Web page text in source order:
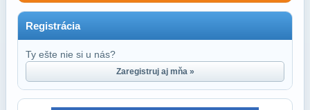
Registrácia
Ty ešte nie si u nás?
Zaregistruj aj mňa »